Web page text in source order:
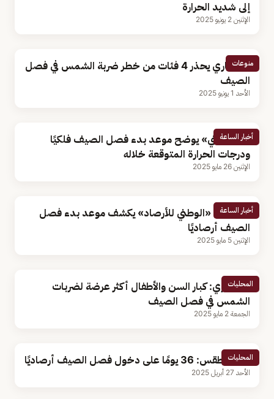
إلى شديد الحرارة
الإثنين 2 يونيو 2025
منوعات
استشاري يحذر 4 فئات من خطر ضربة الشمس في فصل
الصيف
الأحد 1 يونيو 2025
أخبار الساعة
«الحصيني» يوضح موعد بدء فصل الصيف فلكيًا
ودرجات الحرارة المتوقعة خلاله
الإثنين 26 مايو 2025
أخبار الساعة26 يوما.. «الوطني للأرصاد» يكشف موعد بدء فصل
الصيف أرصاديًا
الإثنين 5 مايو 2025
المحليات
استشاري: كبار السن والأطفال أكثر عرضة لضربات
الشمس في فصل الصيف
الجمعة 2 مايو 2025
المحليات
محلل طقس: 36 يومًا على دخول فصل الصيف أرصاديًا
الأحد 27 أبريل 2025